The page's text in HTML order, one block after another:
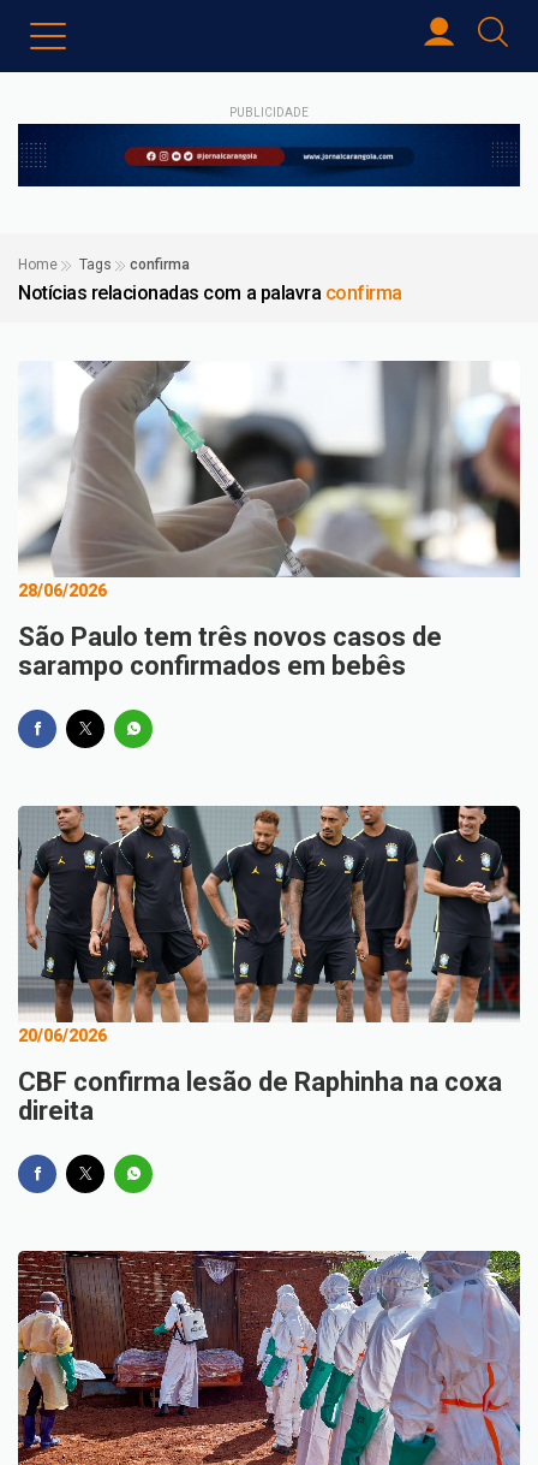
PUBLICIDADE
Home Tags confirma
Notícias relacionadas com a palavra confirma
28/06/2026
São Paulo tem três novos casos de
sarampo confirmados em bebês
20/06/2026
CBF confirma lesão de Raphinha na coxa
direita